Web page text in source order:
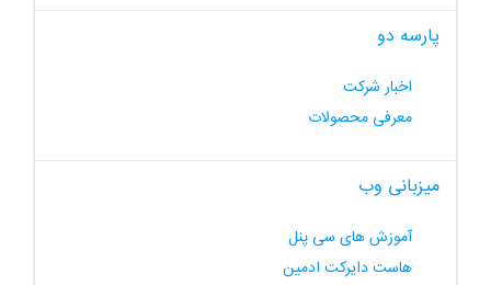
پارسه دو
اخبار شرکت
معرفی محصولات
میزبانی وب
آموزش های سی پنل
هاست دایرکت ادمین